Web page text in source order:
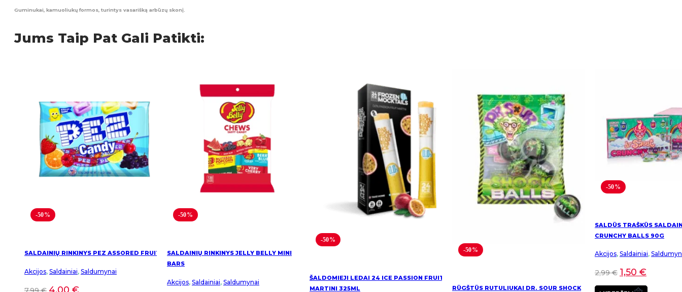
Guminukai, kamuoliukų formos, turintys vasarišką arbūzų skonį.
Jums Taip Pat Gali Patikti:
-50%
SALDAINIŲ RINKINYS PEZ ASSORED FRUIT
Akcijos, Saldainiai, Saldumynai
-50%
SALDAINIŲ RINKINYS JELLY BELLY MINI
BARS
Akcijos, Saldainiai, Saldumynai
-50%
ŠALDOMIEJI LEDAI 24 ICE PASSION FRUIT
MARTINI 325ML
-50%
RŪGŠTŪS RUTULIUKAI DR. SOUR SHOCK
-50%
SALDŪS TRAŠKŪS
CRUNCHY BALLS 90G
Akcijos, Saldainiai,
2,99€ 1,50 €